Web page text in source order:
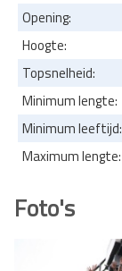
Opening:
Hoogte:
Topsnelheid:
Minimum lengte:
Minimum leeftijd:
Maximum lengte:
Foto's